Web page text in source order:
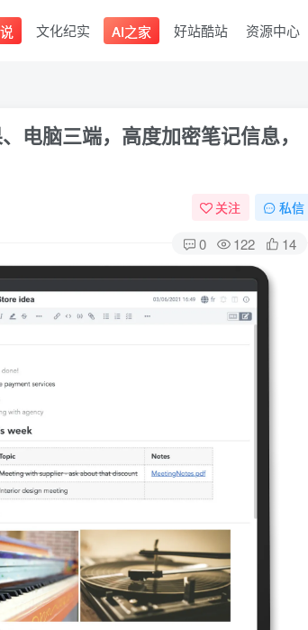
文化纪实 AI之家 好站酷站 资源中心
电脑三端，高度加密笔记信息，
关注 私信
0 122 14